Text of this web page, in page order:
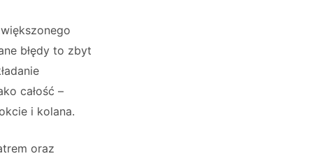
błędy to zbyt
całość –
i kolana.
oraz